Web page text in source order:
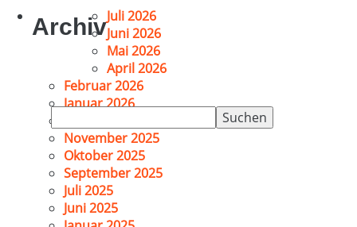
nach:
ArchivJuli 2026
Juni 2026
Mai 2026
April 2026
Februar 2026
Januar 2026
November 2025
Oktober 2025
September 2025
Juli 2025
Juni 2025